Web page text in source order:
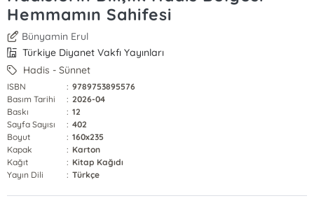
Hemmamın Sahifesi
Bünyamin Erul
Türkiye Diyanet Vakfı Yayınları
Hadis - Sünnet
ISBN : 9789753895576
Basım Tarihi
: 2026-04
Baskı
: 12
Sayfa Sayısı
: 402
Boyut
: 160x235
Kapak
: Karton
Kağıt
: Kitap Kağıdı
Yayın Dili
: Türkçe